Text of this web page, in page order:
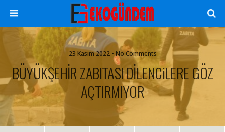
23 Kasım 2022 • No Comments
BÜYÜKŞEHİR ZABITASI DİLENCiLERE GÖZ
AÇTIRMIYOR